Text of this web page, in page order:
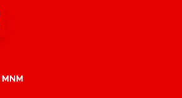
MNM